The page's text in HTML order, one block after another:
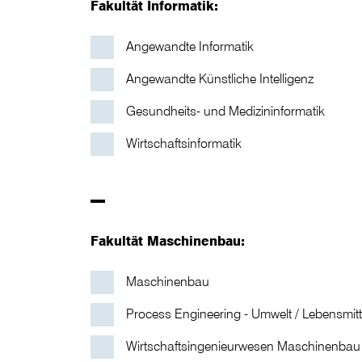
Fakultät Informatik:
Angewandte Informatik
Angewandte Künstliche Intelligenz
Gesundheits- und Medizininformatik
Wirtschaftsinformatik
–
Fakultät Maschinenbau:
Maschinenbau
Process Engineering - Umwelt /
Wirtschaftsingenieurwesen Maschinenbau